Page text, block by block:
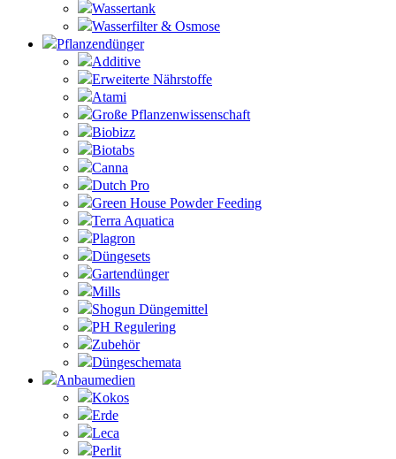
Wassertank
Wasserfilter & Osmose
Pflanzendünger
Additive
Erweiterte Nährstoffe
Atami
Große Pflanzenwissenschaft
Biobizz
Biotabs
Canna
Dutch Pro
Green House Powder Feeding
Terra Aquatica
Plagron
Düngesets
Gartendünger
Mills
Shogun Düngemittel
PH Regulering
Zubehör
Düngeschemata
Anbaumedien
Kokos
Erde
Leca
Perlit